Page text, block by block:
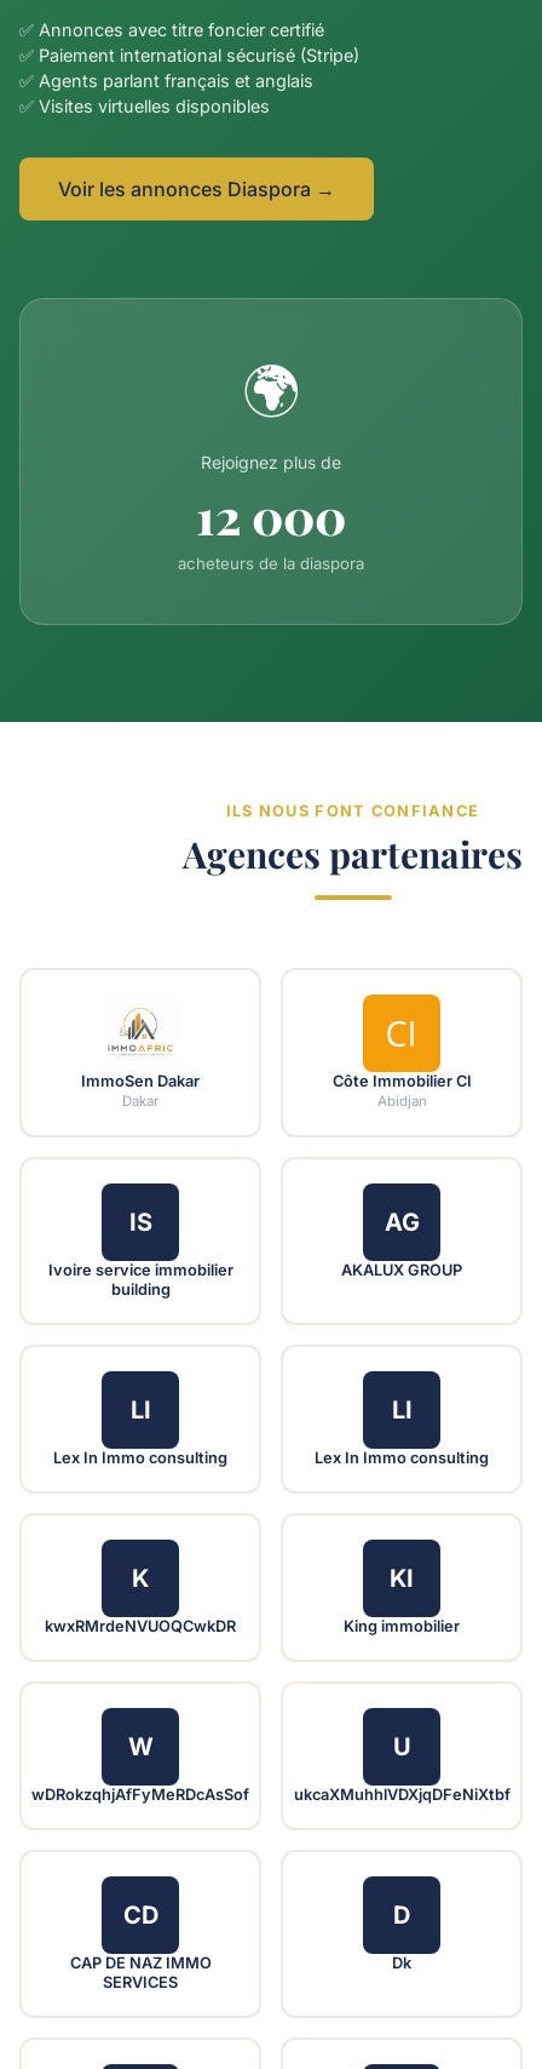
✅ Annonces avec titre foncier certifié
✅ Paiement international sécurisé (Stripe)
✅ Agents parlant français et anglais
✅ Visites virtuelles disponibles
Voir les annonces Diaspora →
🌍
Rejoignez plus de
12 000
acheteurs de la diaspora
ILS NOUS FONT CONFIANCE
Agences partenaires
ImmoSen Dakar
Dakar
Côte Immobilier CI
Abidjan
IS
Ivoire service immobilier
building
AG
AKALUX GROUP
LI
Lex In Immo consulting
LI
Lex In Immo consulting
K
kwxRMrdeNVUOQCwkDR
KI
King immobilier
W
wDRokzqhjAfFyMeRDcAsSof
U
ukcaXMuhhlVDXjqDFeNiXtbf
CD
CAP DE NAZ IMMO
SERVICES
D
Dk